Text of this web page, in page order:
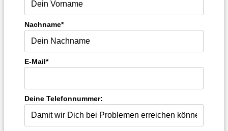
Nachname*
E-Mail*
Deine Telefonnummer: